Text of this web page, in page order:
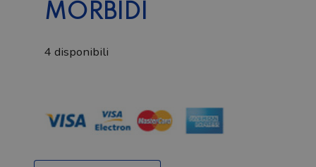
MORBIDI
4 disponibili
profilo
V